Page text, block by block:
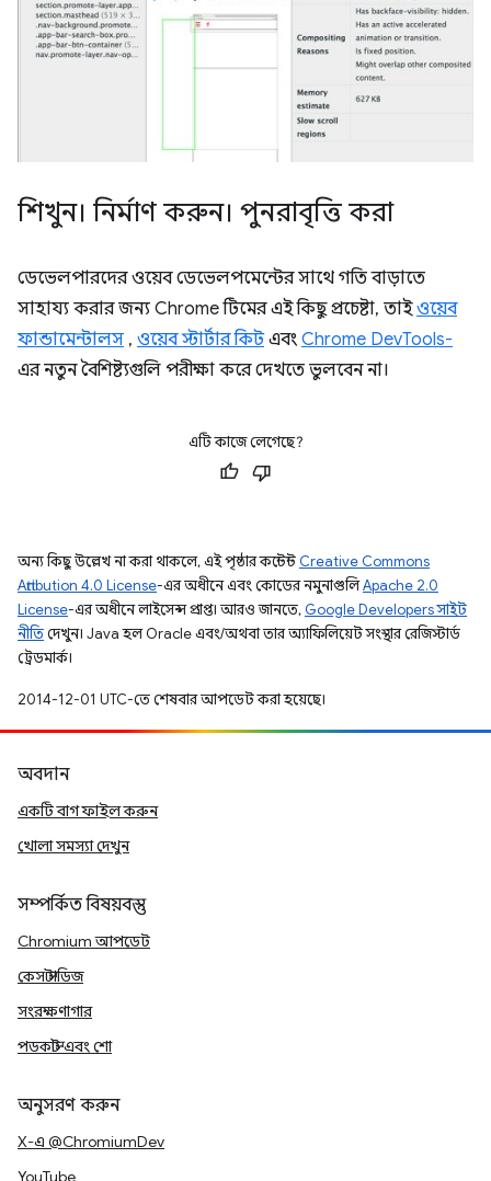
শিখুন। নির্মাণ করুন। পুনরাবৃত্তি করা
ডেভেলপারদের ওয়েব ডেভেলপমেন্টের সাথে গতি বাড়াতে
সাহায্য করার জন্য Chrome টিমের এই কিছু প্রচেষ্টা, তাইওয়েব
ফান্ডামেন্টালস , ওয়েব স্টার্টার কিটএবং Chrome DevTools-
এর নতুন বৈশিষ্ট্যগুলি পরীক্ষা করে দেখতে ভুলবেন না।
এটি কাজে লেগেছে?
অন্য কিছু উল্লেখ না করা থাকলে, এই পৃষ্ঠার কন্টেন্ট Creative Commons
Attribution 4.0 License-এর অধীনে এবং কোডের নমুনাগুলিApache 2.0
License-এর অধীনে লাইসেন্স প্রাপ্ত। আরও জানতে, Google Developers সাইট
নীতিদেখুন। Java হল Oracle এবং/অথবা তার অ্যাফিলিয়েট সংস্থার রেজিস্টার্ড
ট্রেডমার্ক।
2014-12-01 UTC-তে শেষবার আপডেট করা হয়েছে।
অবদান
একটি বাগ ফাইল করুন
খোলা সমস্যা দেখুন
সম্পর্কিত বিষয়বস্তু
Chromium আপডেট
কেস স্টাডিজ
সংরক্ষণাগার
পডকাস্ট এবং শো
অনুসরণ করুন
X-এ @ChromiumDev